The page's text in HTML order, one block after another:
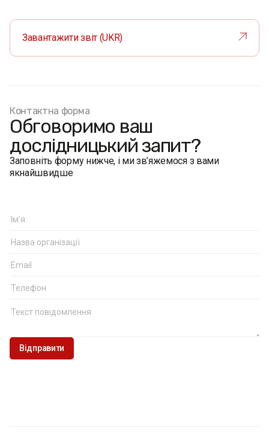
Завантажити звіт (UKR)
Контактна форма
Обговоримо ваш
дослідницький запит?
Заповніть форму нижче, і ми зв’яжемося з вами
якнайшвидше